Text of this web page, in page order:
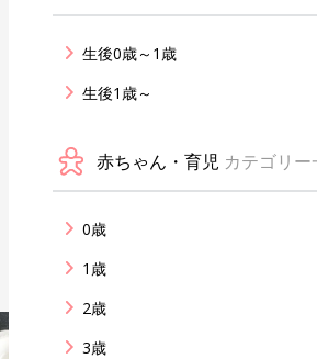
生後0歳～1歳
生後1歳～
赤ちゃん・育児 カテゴリー
0歳
1歳
2歳
3歳